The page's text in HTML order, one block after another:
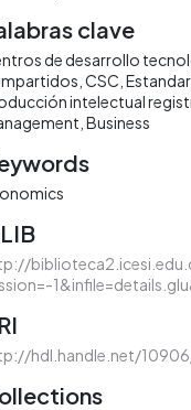
clave
de desarrollo
CSC
intelectual
Business
hdl.handle.net/